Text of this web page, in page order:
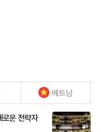
베트남
운 전략자